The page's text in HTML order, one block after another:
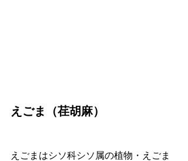
えごま（荏胡麻）
えごまはシソ科シソ属の植物・えごま